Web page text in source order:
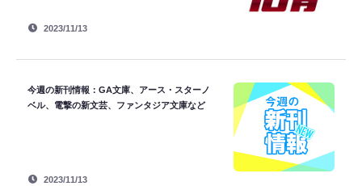
2023/11/13
今週の新刊情報：GA文庫、アース・スターノ
ベル、電撃の新文芸、ファンタジア文庫など
2023/11/13